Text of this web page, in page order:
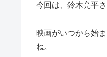
今回は、鈴木亮平
映画がいつから始
ね。